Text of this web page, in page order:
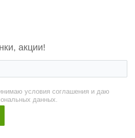
акции!
условия соглашения и даю
данных.